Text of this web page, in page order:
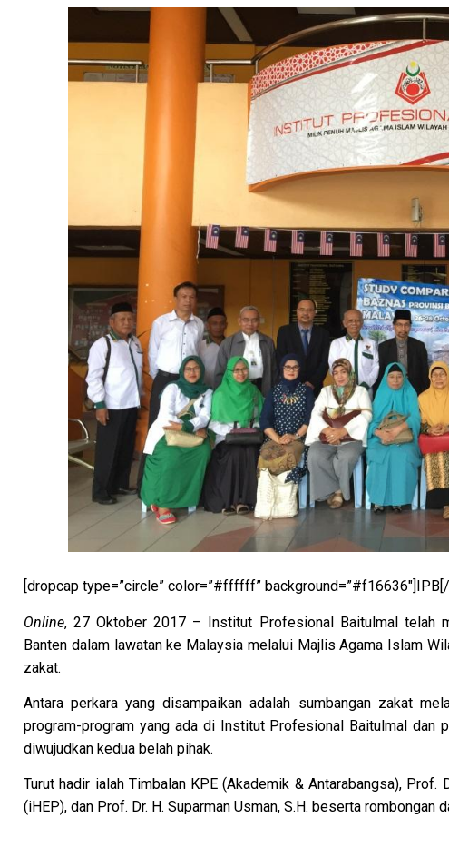
[dropcap type=”circle” color=”#ffffff”
Online, 27 Oktober 2017 – Institut Profesional Baitulmal telah
Banten dalam lawatan ke Malaysia melalui Majlis Agama Islam
zakat.
Antara perkara yang disampaikan adalah sumbangan zakat
program-program yang ada di Institut Profesional Baitulmal dan
diwujudkan kedua belah pihak.
Turut hadir ialah Timbalan KPE (Akademik & Antarabangsa),
(iHEP), dan Prof. Dr. H. Suparman Usman, S.H. beserta rombongan